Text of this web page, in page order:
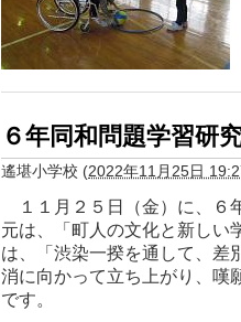
６年同和問題学習研
遙堪小学校 (2022年11月25日
１１月２５日（金）に、６
元は、「町人の文化と新しい
は、「渋染一揆を通して、差
消に向かって立ち上がり、嘆
です。